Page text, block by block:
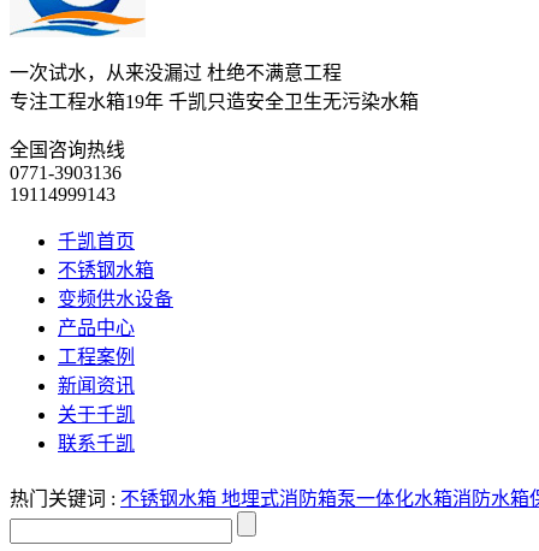
一次试水，从来没漏过 杜绝不满意工程
专注工程水箱19年 千凯只造安全卫生无污染水箱
全国咨询热线
0771-3903136
19114999143
千凯首页
不锈钢水箱
变频供水设备
产品中心
工程案例
新闻资讯
关于千凯
联系千凯
热门关键词 : 不锈钢水箱 地埋式消防箱泵一体化水箱消防水箱